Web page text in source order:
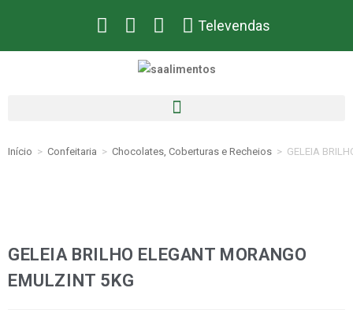
Televendas
Início > Confeitaria > Chocolates, Coberturas e Recheios > GELEIA
GELEIA BRILHO ELEGANT MORANGO
EMULZINT 5KG